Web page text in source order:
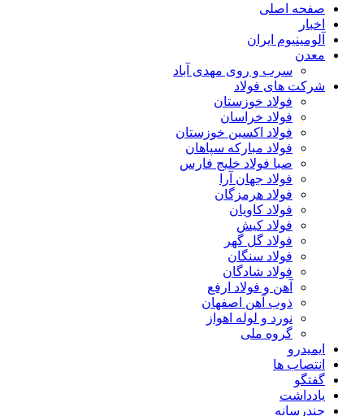
صفحه اصلی
اخبار
آلومینیوم ایران
معدن
سرب و روی مهدی آباد
شرکت های فولاد
فولاد خوزستان
فولاد خراسان
فولاد اکسین خوزستان
فولاد مبارکه سپاهان
صبا فولاد خلیج فارس
فولاد جهان آرا
فولاد هرمزگان
فولاد کاویان
فولاد کیش
فولاد گل گهر
فولاد سنگان
فولاد شادگان
آهن و فولاد ارفع
ذوب آهن اصفهان
نورد و لوله اهواز
گروه ملی
ایمیدرو
انتصاب ها
گفتگو
یادداشت
چندرسانه